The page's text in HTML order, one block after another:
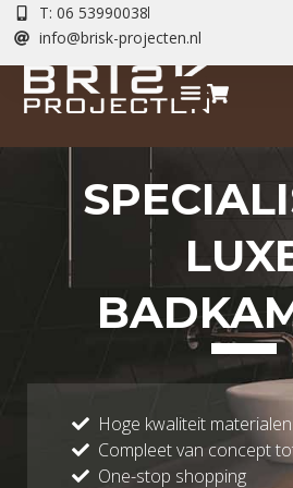
T: 06 53990038
info@brisk-projecten.nl
Hoge kwaliteit materialen
Compleet van concept
One-stop shopping